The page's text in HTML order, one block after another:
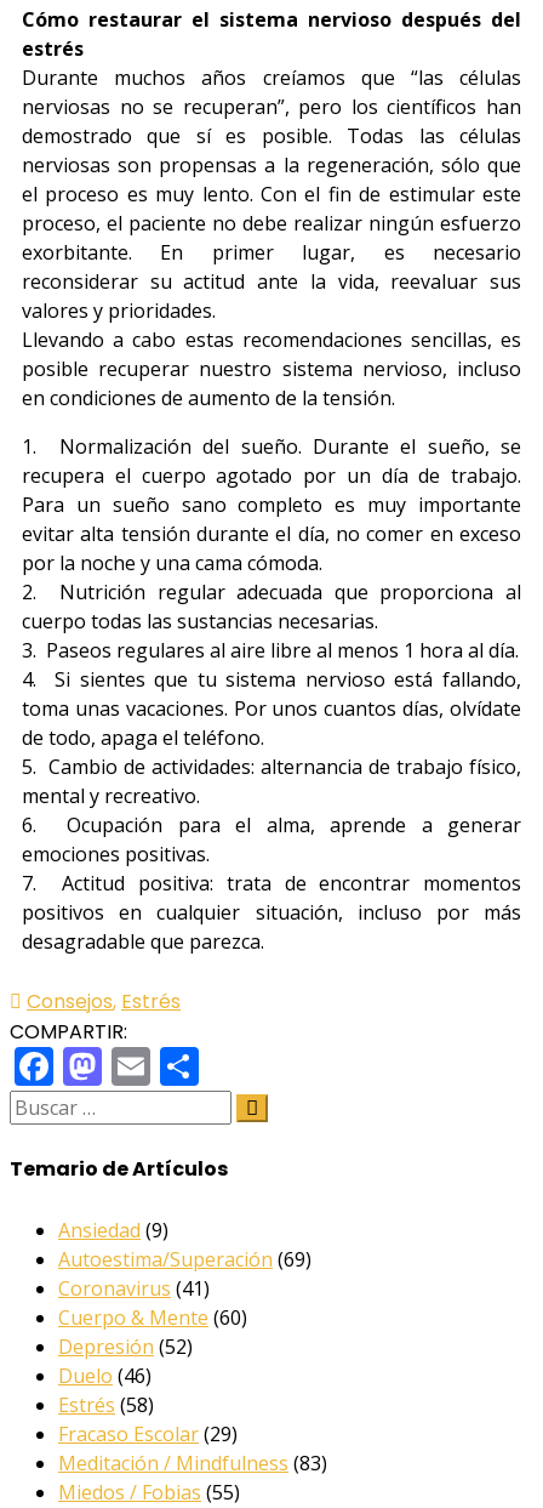
Cómo restaurar el sistema nervioso después del
estrés
Durante muchos años creíamos que “las células
nerviosas no se recuperan”, pero los científicos han
demostrado que sí es posible. Todas las células
nerviosas son propensas a la regeneración, sólo que
el proceso es muy lento. Con el fin de estimular este
proceso, el paciente no debe realizar ningún esfuerzo
exorbitante. En primer lugar, es necesario
reconsiderar su actitud ante la vida, reevaluar sus
valores y prioridades.
Llevando a cabo estas recomendaciones sencillas, es
posible recuperar nuestro sistema nervioso, incluso
en condiciones de aumento de la tensión.
1. Normalización del sueño. Durante el sueño, se
recupera el cuerpo agotado por un día de trabajo.
Para un sueño sano completo es muy importante
evitar alta tensión durante el día, no comer en exceso
por la noche y una cama cómoda.
2. Nutrición regular adecuada que proporciona al
cuerpo todas las sustancias necesarias.
3. Paseos regulares al aire libre al menos 1 hora al día.
4. Si sientes que tu sistema nervioso está fallando,
toma unas vacaciones. Por unos cuantos días, olvídate
de todo, apaga el teléfono.
5. Cambio de actividades: alternancia de trabajo físico,
mental y recreativo.
6. Ocupación para el alma, aprende a generar
emociones positivas.
7. Actitud positiva: trata de encontrar momentos
positivos en cualquier situación, incluso por más
desagradable que parezca.
Consejos, Estrés
COMPARTIR:
Facebook
Mastodon
Email
Temario de Artículos
Ansiedad (9)
Autoestima/Superación (69)
Coronavirus (41)
Cuerpo & Mente (60)
Depresión (52)
Duelo (46)
Estrés (58)
Fracaso Escolar(29)
Meditación / Mindfulness (83)
Miedos / Fobias (55)